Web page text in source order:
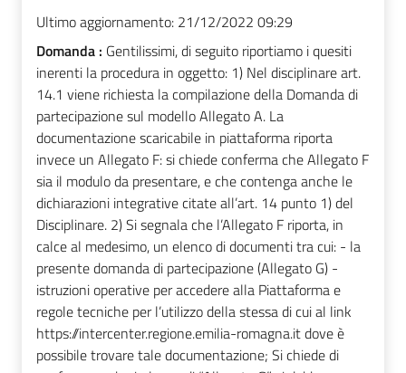
Ultimo aggiornamento: 21/12/2022 09:29
Domanda : Gentilissimi, di seguito riportiamo i quesiti
inerenti la procedura in oggetto: 1) Nel disciplinare art.
14.1 viene richiesta la compilazione della Domanda di
partecipazione sul modello Allegato A. La
documentazione scaricabile in piattaforma riporta
invece un Allegato F: si chiede conferma che Allegato F
sia il modulo da presentare, e che contenga anche le
dichiarazioni integrative citate all’art. 14 punto 1) del
Disciplinare. 2) Si segnala che l’Allegato F riporta, in
calce al medesimo, un elenco di documenti tra cui: - la
presente domanda di partecipazione (Allegato G) -
istruzioni operative per accedere alla Piattaforma e
regole tecniche per l’utilizzo della stessa di cui al link
https://intercenter.regione.emilia-romagna.it dove è
possibile trovare tale documentazione; Si chiede di